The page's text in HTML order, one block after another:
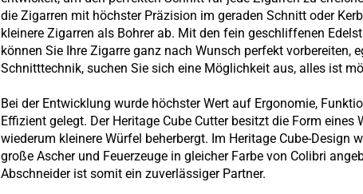
die Zigarren mit höchster Präzision im geraden Schnitt oder
kleinere Zigarren als Bohrer ab. Mit den fein geschliffenen
können Sie Ihre Zigarre ganz nach Wunsch perfekt vorbereiten,
Schnitttechnik, suchen Sie sich eine Möglichkeit aus, alles ist
Bei der Entwicklung wurde höchster Wert auf Ergonomie,
Effizient gelegt. Der Heritage Cube Cutter besitzt die Form eines
wiederum kleinere Würfel beherbergt. Im Heritage Cube-Design
große Ascher und Feuerzeuge in gleicher Farbe von Colibri
Abschneider ist somit ein zuverlässiger Partner.